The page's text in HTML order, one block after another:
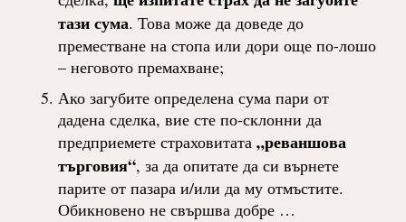
тази сума. Това може да доведе до
преместване на стопа или дори още по-лошо
– неговото премахване;
Ако загубите определена сума пари от
дадена сделка, вие сте по-склонни да
предприемете страховитата „реваншова
търговия“, за да опитате да си върнете
парите от пазара и/или да му отмъстите.
Обикновено не свършва добре …